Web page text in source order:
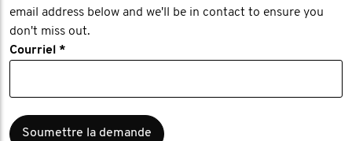
email address below and we'll be in contact to ensure you
don't miss out.
Courriel *